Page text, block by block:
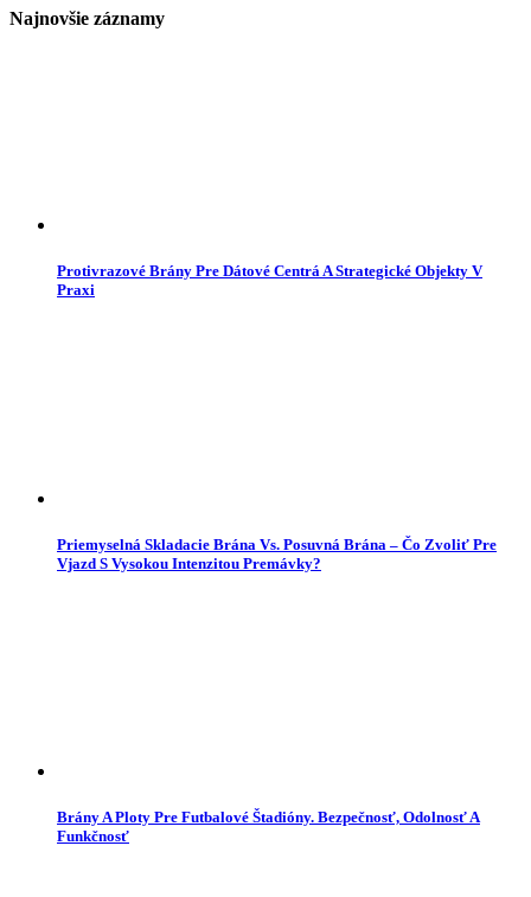
Najnovšie záznamy
Protivrazové Brány Pre Dátové Centrá A Strategické Objekty V
Praxi
Priemyselná Skladacie Brána Vs. Posuvná Brána – Čo Zvoliť Pre
Vjazd S Vysokou Intenzitou Premávky?
Brány A Ploty Pre Futbalové Štadióny. Bezpečnosť, Odolnosť A
Funkčnosť